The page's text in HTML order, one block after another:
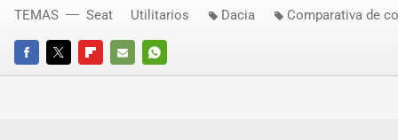
FACEBOOKTWITTERFLIPBOARD
E-
WHATSAPP
TEMAS Seat Utilitarios Dacia Comparativa de